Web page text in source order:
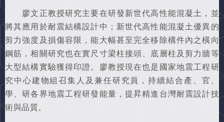
廖文正教授研究主要在研發新世代高性能混凝土，並
將其應用於耐震結構設計中；新世代高性能混凝土優異的
剪力強度及損傷容限，能大幅甚至完全移除構件內之橫向
鋼筋，相關研究也在實尺寸梁柱接頭、底層柱及剪力牆等
大型結構實驗獲得印證。廖教授現在也是國家地震工程研
究中心建物組召集人及兼任研究員，持續結合產、官、
學、研各界地震工程研發能量，提昇精進台灣耐震設計技
術與品質。